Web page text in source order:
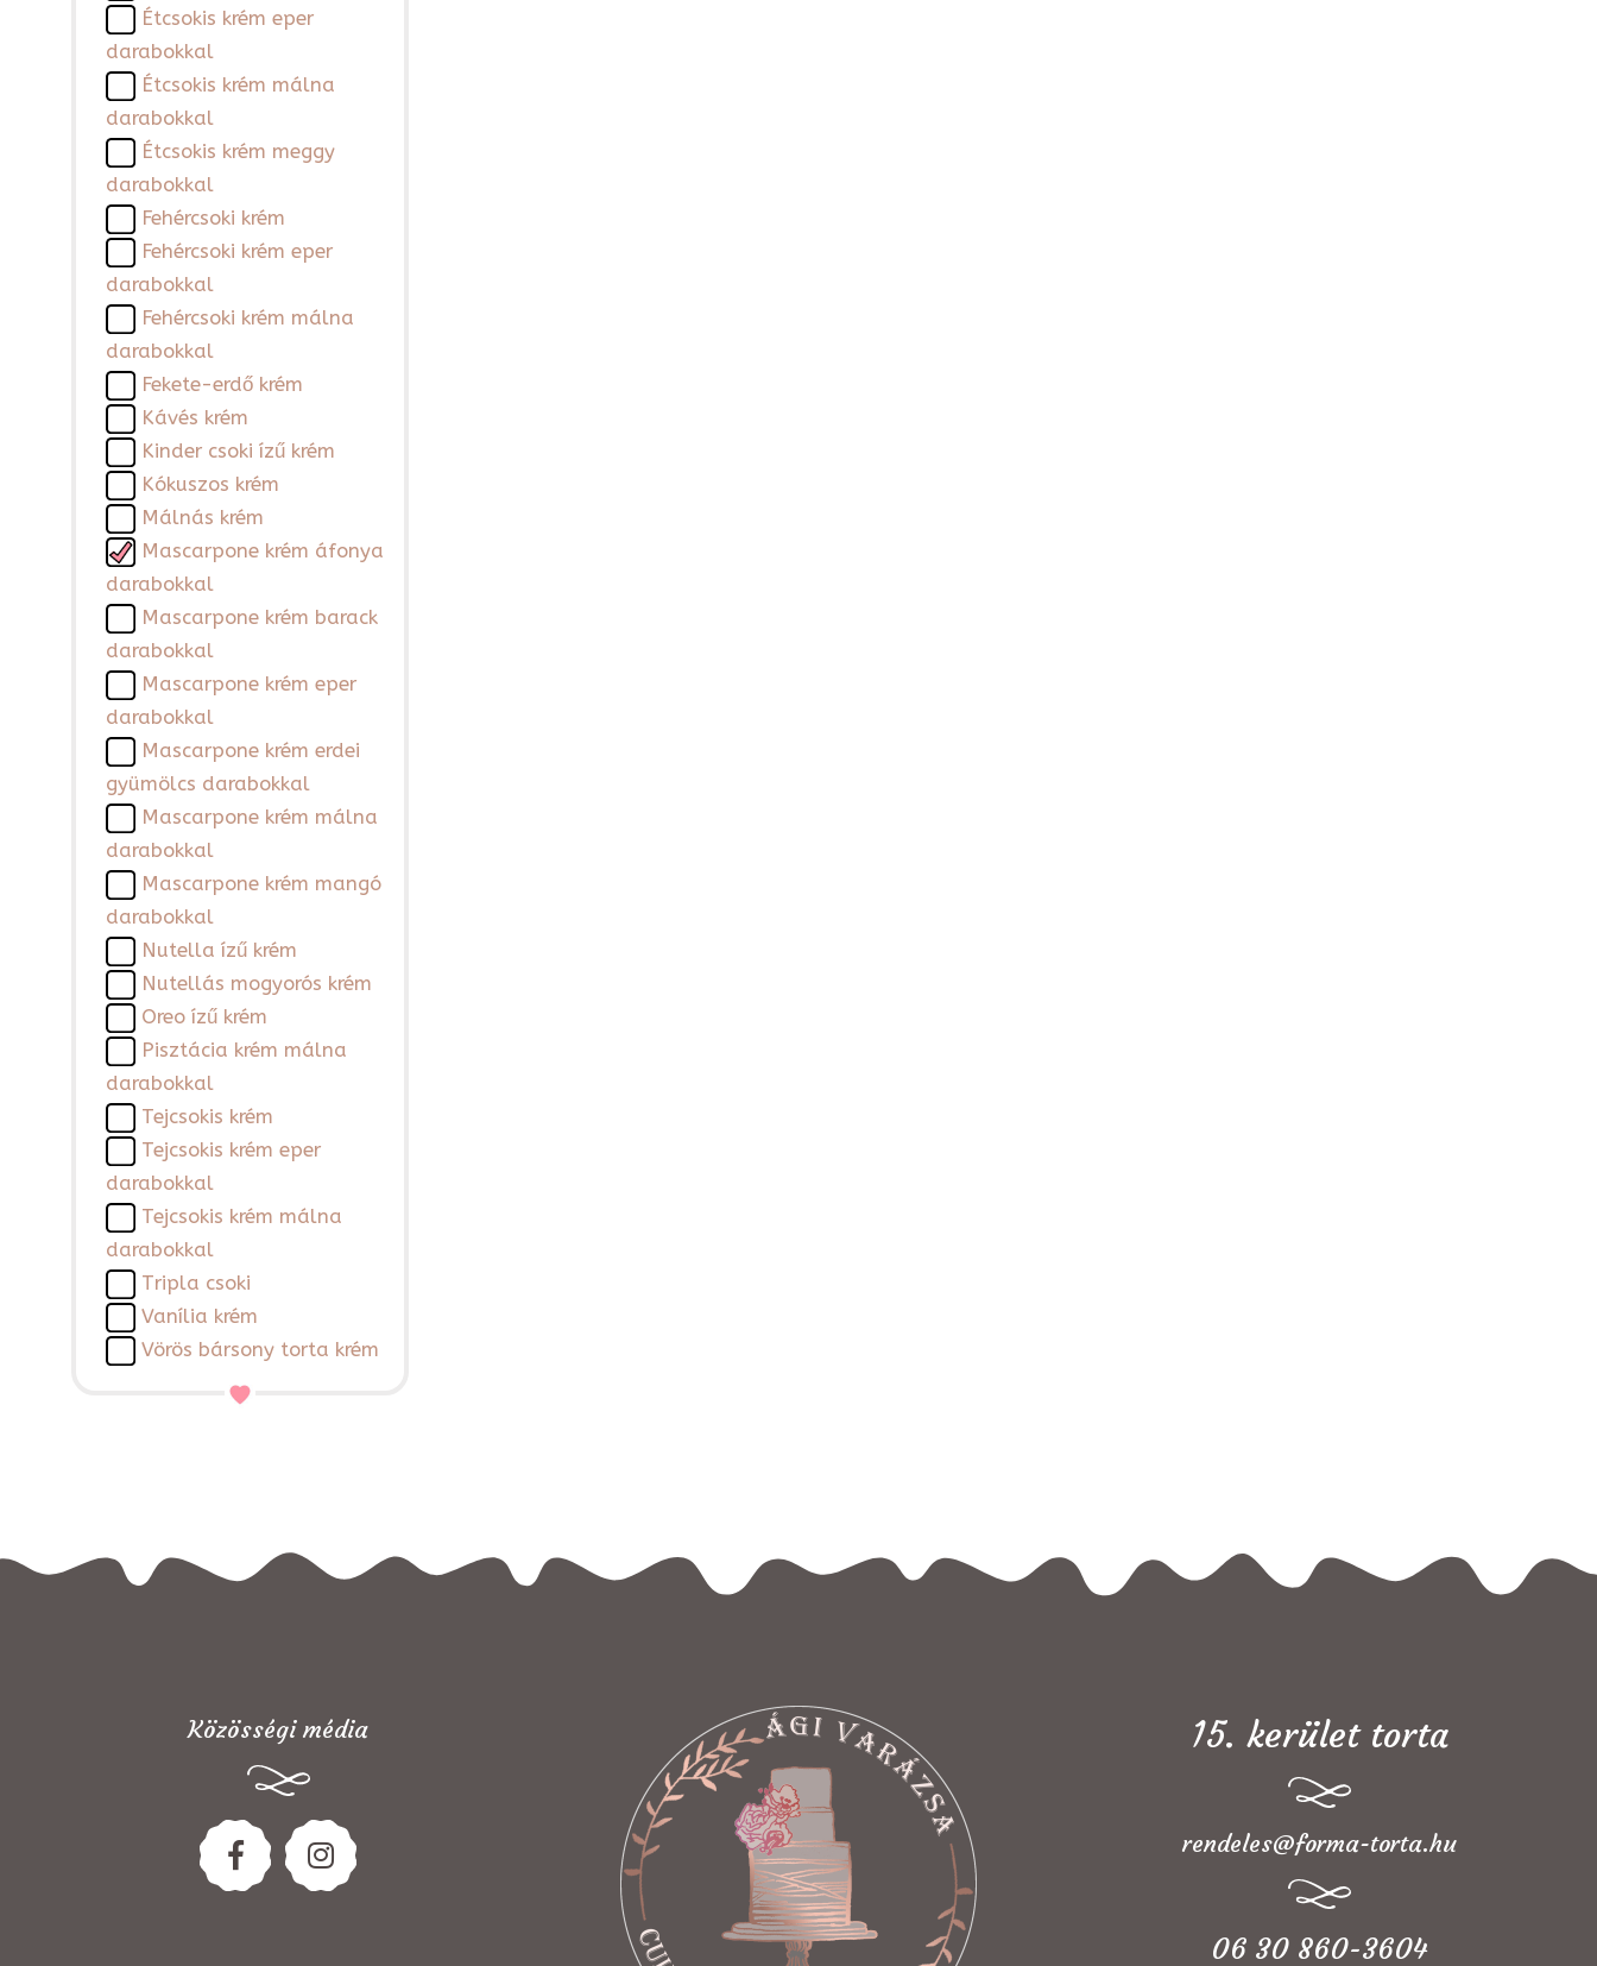
Étcsokis krém eper
darabokkal
Étcsokis krém málna
darabokkal
Étcsokis krém meggy
darabokkal
Fehércsoki krém
Fehércsoki krém eper
darabokkal
Fehércsoki krém málna
darabokkal
Fekete-erdő krém
Kávés krém
Kinder csoki ízű krém
Kókuszos krém
Málnás krém
Mascarpone krém áfonya
darabokkal
Mascarpone krém barack
darabokkal
Mascarpone krém eper
darabokkal
Mascarpone krém erdei
gyümölcs darabokkal
Mascarpone krém málna
darabokkal
Mascarpone krém mangó
darabokkal
Nutella ízű krém
Nutellás mogyorós krém
Oreo ízű krém
Pisztácia krém málna
darabokkal
Tejcsokis krém
Tejcsokis krém eper
darabokkal
Tejcsokis krém málna
darabokkal
Tripla csoki
Vanília krém
Vörös bársony torta krém
Közösségi média 15. kerület torta
rendeles@forma-torta.hu
06 30 860-3604